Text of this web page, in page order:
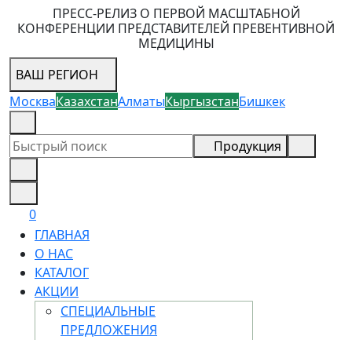
ПРЕСС-РЕЛИЗ О ПЕРВОЙ МАСШТАБНОЙ
КОНФЕРЕНЦИИ ПРЕДСТАВИТЕЛЕЙ ПРЕВЕНТИВНОЙ
МЕДИЦИНЫ
ВАШ РЕГИОН
МоскваКазахстанАлматыКыргызстанБишкек
Продукция
0
ГЛАВНАЯ
О НАС
КАТАЛОГ
АКЦИИ
СПЕЦИАЛЬНЫЕ
ПРЕДЛОЖЕНИЯ